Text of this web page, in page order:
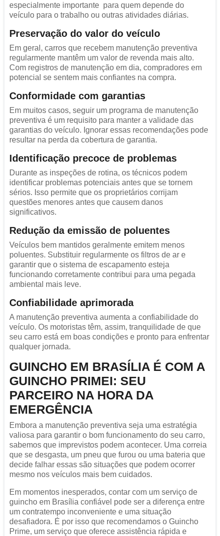
especialmente importante para quem depende do
veículo para o trabalho ou outras atividades diárias.
Preservação do valor do veículo
Em geral, carros que recebem manutenção preventiva
regularmente mantêm um valor de revenda mais alto.
Com registros de manutenção em dia, compradores em
potencial se sentem mais confiantes na compra.
Conformidade com garantias
Em muitos casos, seguir um programa de manutenção
preventiva é um requisito para manter a validade das
garantias do veículo. Ignorar essas recomendações pode
resultar na perda da cobertura de garantia.
Identificação precoce de problemas
Durante as inspeções de rotina, os técnicos podem
identificar problemas potenciais antes que se tornem
sérios. Isso permite que os proprietários corrijam
questões menores antes que causem danos
significativos.
Redução da emissão de poluentes
Veículos bem mantidos geralmente emitem menos
poluentes. Substituir regularmente os filtros de ar e
garantir que o sistema de escapamento esteja
funcionando corretamente contribui para uma pegada
ambiental mais leve.
Confiabilidade aprimorada
A manutenção preventiva aumenta a confiabilidade do
veículo. Os motoristas têm, assim, tranquilidade de que
seu carro está em boas condições e pronto para enfrentar
qualquer jornada.
GUINCHO EM BRASÍLIA É COM A
GUINCHO PRIMEI: SEU
PARCEIRO NA HORA DA
EMERGÊNCIA
Embora a manutenção preventiva seja uma estratégia
valiosa para garantir o bom funcionamento do seu carro,
sabemos que imprevistos podem acontecer. Uma correia
que se desgasta, um pneu que furou ou uma bateria que
decide falhar essas são situações que podem ocorrer
mesmo nos veículos mais bem cuidados.
Em momentos inesperados, contar com um serviço de
guincho em Brasília confiável pode ser a diferença entre
um contratempo inconveniente e uma situação
desafiadora. É por isso que recomendamos o Guincho
Prime, um serviço que oferece assistência rápida e